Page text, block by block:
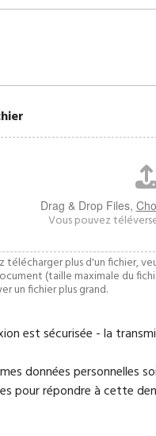
Drag & Drop Files,
Vous pouvez
télécharger plus d'un fichier,
(taille maximale du
un fichier plus grand.
est sécurisée - la
données personnelles
pour répondre à cette